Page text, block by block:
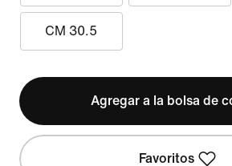
CM 30.5
Agregar a la bolsa de
Favoritos